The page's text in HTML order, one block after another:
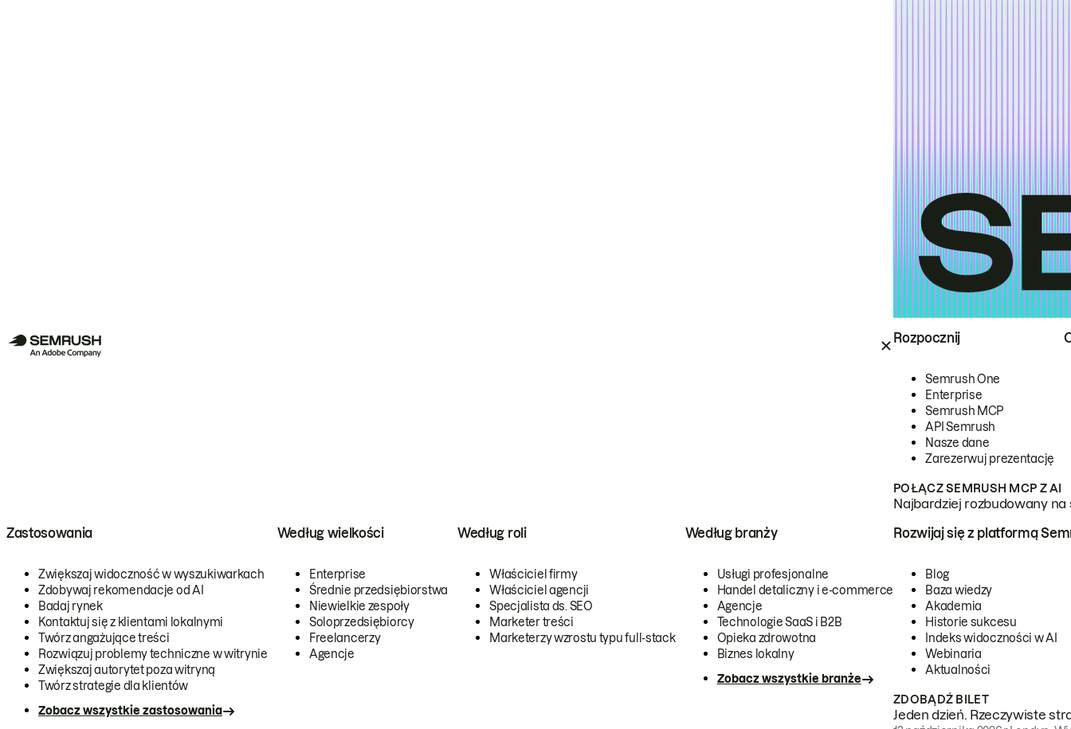
Rozpocznij
Semrush One
Enterprise
Semrush MCP
API Semrush
Nasze dane
Zarezerwuj prezentację
POŁĄCZ SEMRUSH MCP Z AI
Najbardziej rozbudowany
Zastosowania
Zwiększaj widoczność w wyszukiwarkach
Zdobywaj rekomendacje od AI
Badaj rynek
Kontaktuj się z klientami lokalnymi
Twórz angażujące treści
Rozwiązuj problemy techniczne w witrynie
Zwiększaj autorytet poza witryną
Twórz strategie dla klientów
Zobacz wszystkie zastosowania
Według wielkości
Enterprise
Średnie przedsiębiorstwa
Niewielkie zespoły
Soloprzedsiębiorcy
Freelancerzy
Agencje
Według roli
Właściciel firmy
Właściciel agencji
Specjalista ds. SEO
Marketer treści
Marketerzy wzrostu typu full-stack
Według branży
Usługi profesjonalne
Handel detaliczny i e-commerce
Agencje
Technologie SaaS i B2B
Opieka zdrowotna
Biznes lokalny
Zobacz wszystkie branże
Rozwijaj się z platformą
Blog
Baza wiedzy
Akademia
Historie sukcesu
Indeks widoczności w AI
Webinaria
Aktualności
ZDOBĄDŹ BILET
Jeden dzień. Rzeczywiste